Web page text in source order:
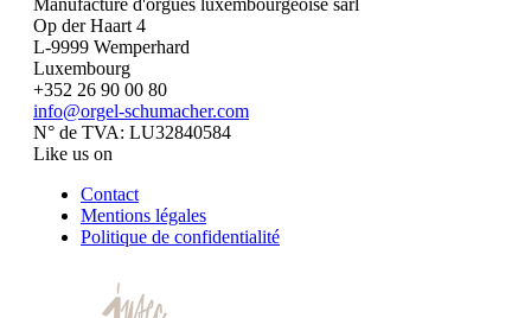
Manufacture d'orgues luxembourgeoise sarl
Op der Haart 4
L-9999 Wemperhard
Luxembourg
+352 26 90 00 80
info@orgel-schumacher.com
N° de TVA: LU32840584
Like us on
Contact
Mentions légales
Politique de confidentialité